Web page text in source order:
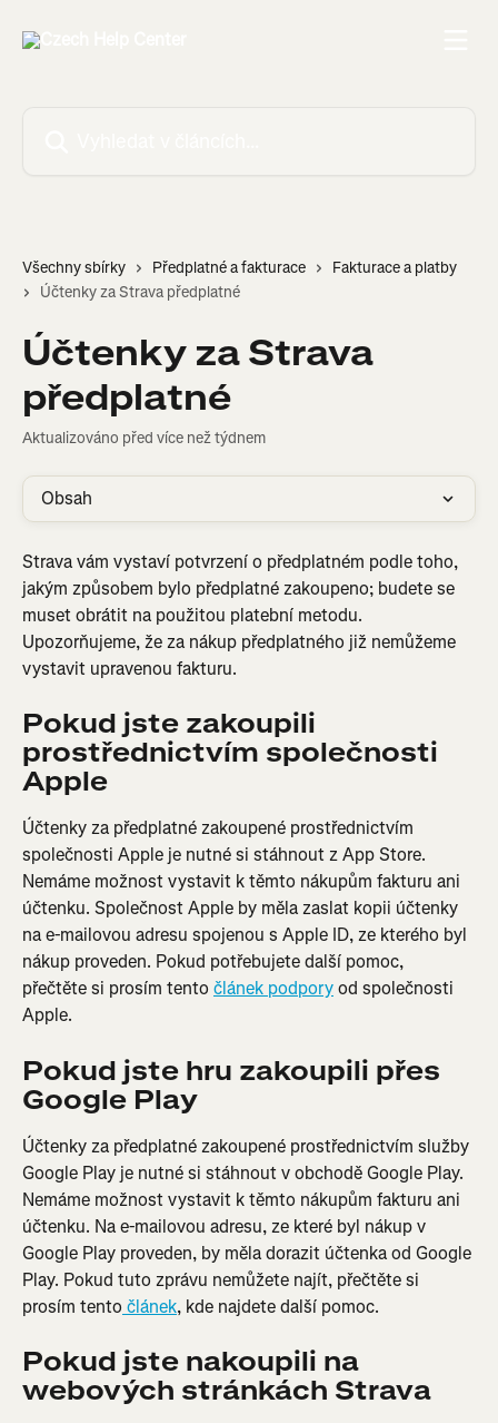
Všechny sbírky Předplatné a fakturace
Fakturace a platby
Účtenky za Strava předplatné
Účtenky za Strava
předplatné
Aktualizováno před více než týdnem
Obsah
Strava vám vystaví potvrzení o předplatném podle toho,
jakým způsobem bylo předplatné zakoupeno; budete se
muset obrátit na použitou platební metodu.
Upozorňujeme, že za nákup předplatného již nemůžeme
vystavit upravenou fakturu.
Pokud jste zakoupili
prostřednictvím společnosti
Apple
Účtenky za předplatné zakoupené prostřednictvím
společnosti Apple je nutné si stáhnout z App Store.
Nemáme možnost vystavit k těmto nákupům fakturu ani
účtenku. Společnost Apple by měla zaslat kopii účtenky
na e-mailovou adresu spojenou s Apple ID, ze kterého byl
nákup proveden. Pokud potřebujete další pomoc,
přečtěte si prosím tento článek podpory od společnosti
Apple.
Pokud jste hru zakoupili přes
Google Play
Účtenky za předplatné zakoupené prostřednictvím služby
Google Play je nutné si stáhnout v obchodě Google Play.
Nemáme možnost vystavit k těmto nákupům fakturu ani
účtenku. Na e-mailovou adresu, ze které byl nákup v
Google Play proveden, by měla dorazit účtenka od Google
Play. Pokud tuto zprávu nemůžete najít, přečtěte si
prosím tento článek, kde najdete další pomoc.
Pokud jste nakoupili na
webových stránkách Strava